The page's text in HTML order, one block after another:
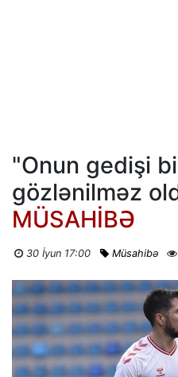
"Onun gedişi
gözlənilməz
MÜSAHİBƏ
30 İyun 17:00 Müsahibə